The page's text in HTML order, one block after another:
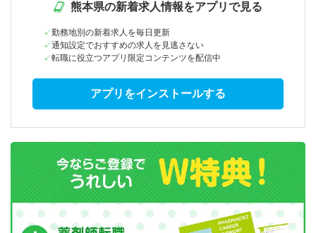
熊本県の新着求人情報をアプリで見る
勤務地別の新着求人を毎日更新
通知設定でおすすめの求人を見逃さない
転職に役立つアプリ限定コンテンツを配信中
アプリをインストールする